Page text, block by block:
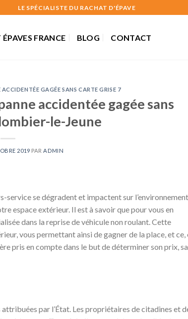
LE SPÉCIALISTE DU RACHAT D'ÉPAVE
FRANCE BLOG CONTACT
GAGÉE SANS CARTE GRISE 7
accidentée gagée sans
le-Jeune
2019 PAR ADMIN
service se dégradent et impactent sur
espace extérieur. Il est à savoir que pour vous en
dans la reprise de véhicule non roulant. Cette
vous permettant ainsi de gagner de la place, et ce,
pris en compte dans le but de déterminer son prix,
par l’État. Les propriétaires de citadines et